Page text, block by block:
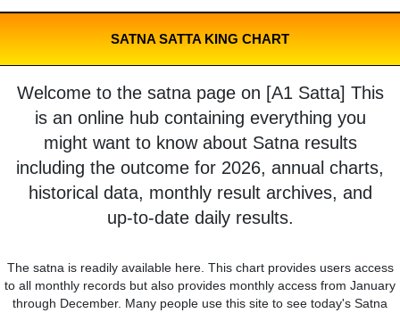
SATNA SATTA KING CHART
Welcome to the satna page on [A1 Satta] This
is an online hub containing everything you
might want to know about Satna results
including the outcome for 2026, annual charts,
historical data, monthly result archives, and
up-to-date daily results.
The satna is readily available here. This chart provides users access
to all monthly records but also provides monthly access from January
through December. Many people use this site to see today's Satna